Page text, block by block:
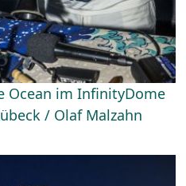
Ocean im InfinityDome
/ Olaf Malzahn